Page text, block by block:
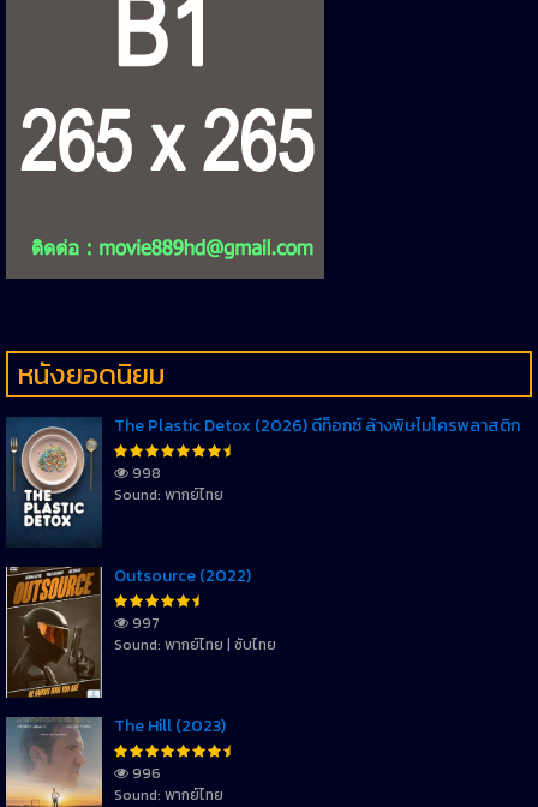
หนังยอดนิยม
The Plastic Detox (2026) ดีท็อกซ์ ล้างพิษไมโครพลาสติก
998
Sound: พากย์ไทย
Outsource (2022)
997
Sound: พากย์ไทย | ซับไทย
The Hill (2023)
996
Sound: พากย์ไทย